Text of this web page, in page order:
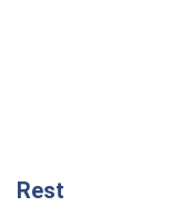
Rest